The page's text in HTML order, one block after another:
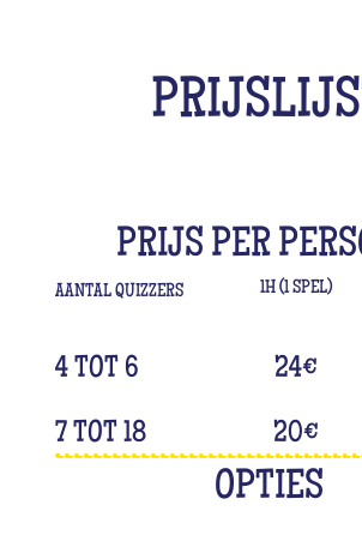
PRIJS PER
AANTAL QUIZZERS 1H (1 SPEL)
4 TOT 6 24€
7 TOT 18 20€
OPTIES